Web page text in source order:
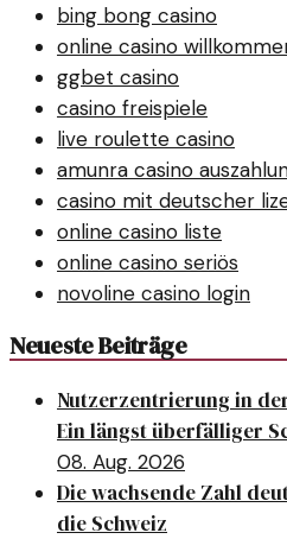
bing bong casino
online casino
ggbet casino
casino freispiele
live roulette casino
amunra casino
casino mit deutscher
online casino liste
online casino seriös
novoline casino login
Neueste Beiträge
Nutzerzentrierung in
Ein längst überfälliger
08. Aug. 2026
Die wachsende Zahl
die Schweiz